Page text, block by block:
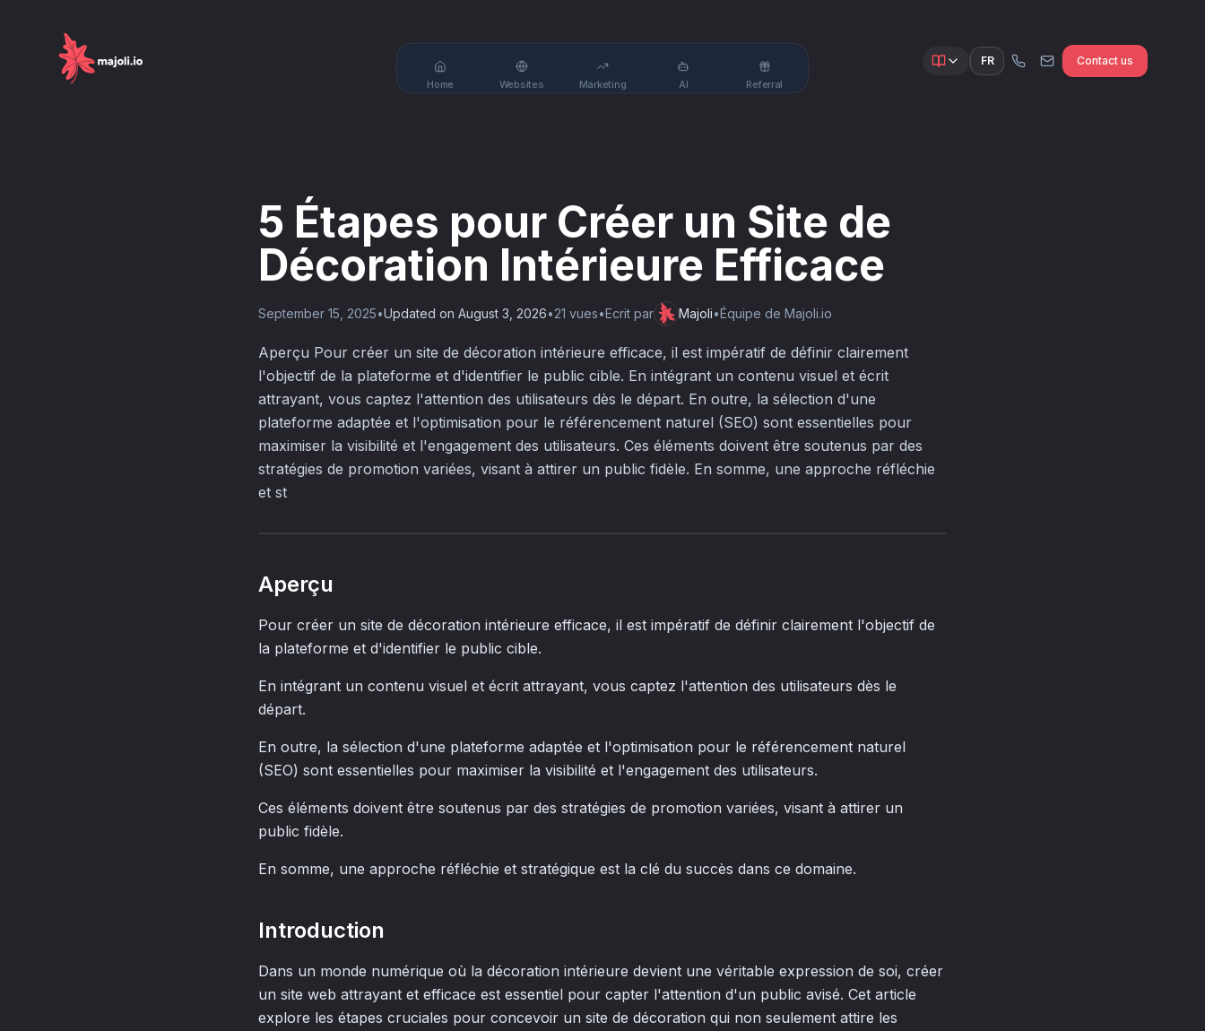
Home Websites Marketing AI Referral
FR Contact us
5 Étapes pour Créer un Site de
Décoration Intérieure Efficace
September 15, 2025•Updated on August 3, 2026•21 vues•Ecrit par Majoli•Équipe de Majoli.io
Aperçu Pour créer un site de décoration intérieure efficace, il est impératif de définir clairement
l'objectif de la plateforme et d'identifier le public cible. En intégrant un contenu visuel et écrit
attrayant, vous captez l'attention des utilisateurs dès le départ. En outre, la sélection d'une
plateforme adaptée et l'optimisation pour le référencement naturel (SEO) sont essentielles pour
maximiser la visibilité et l'engagement des utilisateurs. Ces éléments doivent être soutenus par des
stratégies de promotion variées, visant à attirer un public fidèle. En somme, une approche réfléchie
et st
Aperçu
Pour créer un site de décoration intérieure efficace, il est impératif de définir clairement l'objectif de
la plateforme et d'identifier le public cible.
En intégrant un contenu visuel et écrit attrayant, vous captez l'attention des utilisateurs dès le
départ.
En outre, la sélection d'une plateforme adaptée et l'optimisation pour le référencement naturel
(SEO) sont essentielles pour maximiser la visibilité et l'engagement des utilisateurs.
Ces éléments doivent être soutenus par des stratégies de promotion variées, visant à attirer un
public fidèle.
En somme, une approche réfléchie et stratégique est la clé du succès dans ce domaine.
Introduction
Dans un monde numérique où la décoration intérieure devient une véritable expression de soi, créer
un site web attrayant et efficace est essentiel pour capter l'attention d'un public avisé. Cet article
explore les étapes cruciales pour concevoir un site de décoration qui non seulement attire les